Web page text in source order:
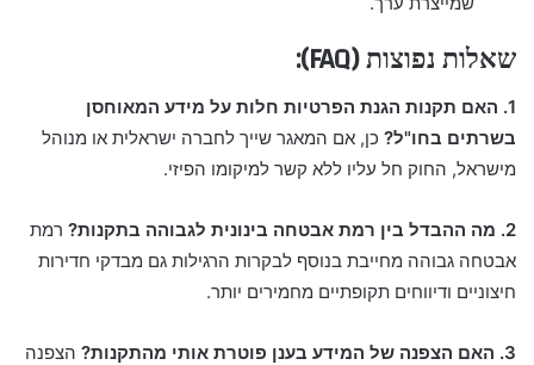
שאלות נפוצות (FAQ):
1. האם תקנות הגנת הפרטיות חלות על מידע המאוחסן
בשרתים בחו"ל? כן, אם המאגר שייך לחברה ישראלית או מנוהל
מישראל, החוק חל עליו ללא קשר למיקומו הפיזי.
2. מה ההבדל בין רמת אבטחה בינונית לגבוהה בתקנות?
רמת
אבטחה גבוהה מחייבת בנוסף לבקרות הרגילות גם מבדקי חדירות
חיצוניים ודיווחים תקופתיים מחמירים יותר.
3. האם הצפנה של המידע בענן פוטרת אותי מהתקנות?
הצפנה